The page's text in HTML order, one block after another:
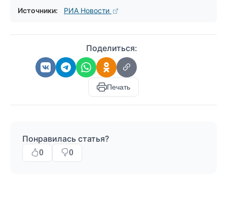
Источники: РИА Новости
Поделиться:
Печать
Понравилась статья?
0 0